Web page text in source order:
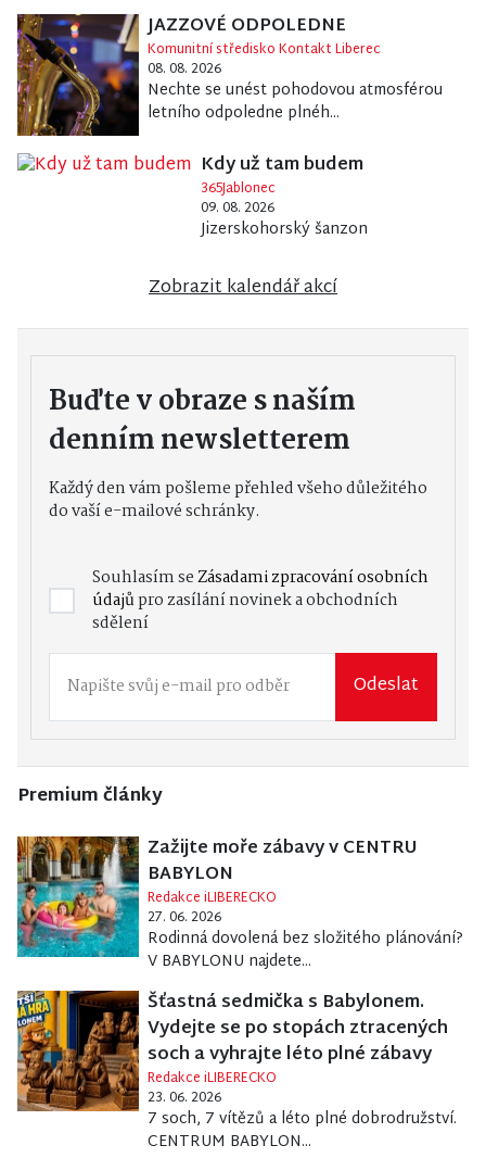
JAZZOVÉ ODPOLEDNE
Komunitní středisko Kontakt Liberec
08. 08. 2026
Nechte se unést pohodovou atmosférou
letního odpoledne plnéh...
Kdy už tam budem
365Jablonec
09. 08. 2026
Jizerskohorský šanzon
Zobrazit kalendář akcí
Buďte v obraze s naším
denním newsletterem
Každý den vám pošleme přehled všeho důležitého
do vaší e-mailové schránky.
Souhlasím seZásadami zpracování osobních
údajůpro zasílání novinek a obchodních
sdělení
Odeslat
Premium články
Zažijte moře zábavy v CENTRU
BABYLON
Redakce iLIBERECKO
27. 06. 2026
Rodinná dovolená bez složitého plánování?
V BABYLONU najdete...
Šťastná sedmička s Babylonem.
Vydejte se po stopách ztracených
soch a vyhrajte léto plné zábavy
Redakce iLIBERECKO
23. 06. 2026
7 soch, 7 vítězů a léto plné dobrodružství.
CENTRUM BABYLON...